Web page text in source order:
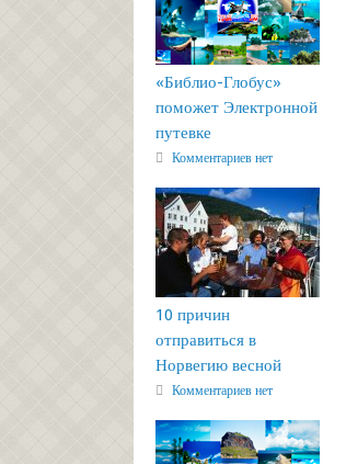
«Библио-Глобус»
поможет Электронной
путевке
Комментариев нет
10 причин
отправиться в
Норвегию весной
Комментариев нет